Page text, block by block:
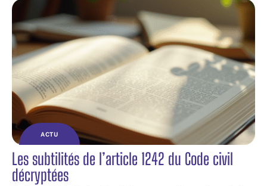
ACTU
Les subtilités de l’article 1242 du Code civil
décryptées